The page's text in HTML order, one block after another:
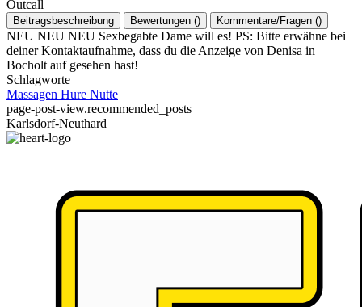
Outcall
Beitragsbeschreibung Bewertungen () Kommentare/Fragen ()
NEU NEU NEU Sexbegabte Dame will es! PS: Bitte erwähne bei
deiner Kontaktaufnahme, dass du die Anzeige von Denisa in
Bocholt auf gesehen hast!
Schlagworte
Massagen Hure Nutte
page-post-view.recommended_posts
Karlsdorf-Neuthard